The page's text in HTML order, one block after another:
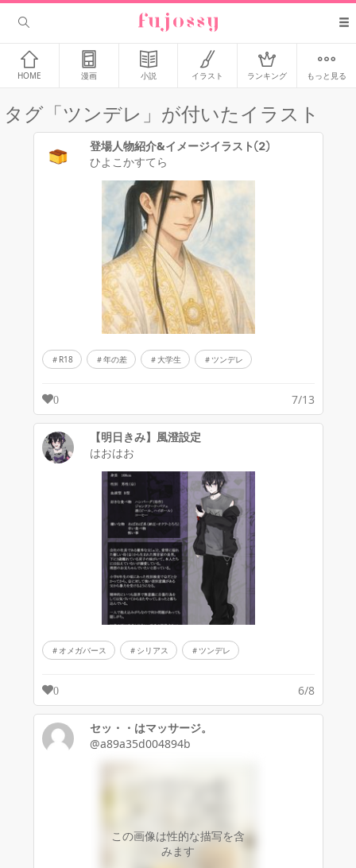
HOME 漫画 小説 イラスト ランキング もっと見る
タグ「ツンデレ」が付いたイラスト
登場人物紹介&イメージイラスト②
ひよこかすてら
R18 年の差 大学生 ツンデレ
0 7/13
【明日きみ】風澄設定
はおはお
オメガバース シリアス ツンデレ
0 6/8
セッ・・はマッサージ。
@a89a35d004894b
この画像は性的な描写を含
みます